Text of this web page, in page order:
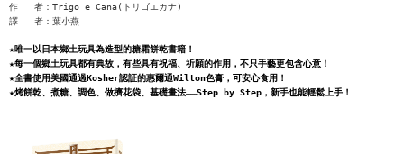
作   者：Trigo e Cana(トリゴエカナ)
譯   者：葉小燕
★唯一以日本鄉土玩具為造型的糖霜餅乾書籍！
★每一個鄉土玩具都有典故，有些具有祝福、祈願的作用，不只手藝更包含心意！
★全書使用美國通過Kosher認証的惠爾通Wilton色膏，可安心食用！
★烤餅乾、煮糖、調色、做擠花袋、基礎畫法……Step by Step，新手也能輕鬆上手！